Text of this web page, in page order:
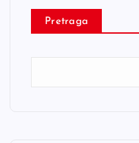
Pretraga